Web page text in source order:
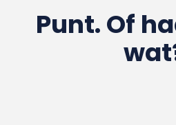
Punt. Of